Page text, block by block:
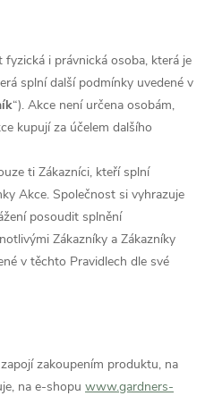
i právnická osoba, která je
splní další podmínky uvedené v
“). Akce není určena osobám,
kupují za účelem dalšího
ti Zákazníci, kteří splní
Akce. Společnost si vyhrazuje
posoudit splnění
Zákazníky a Zákazníky
v těchto Pravidlech dle své
zakoupením produktu, na
na e-shopu www.gardners-